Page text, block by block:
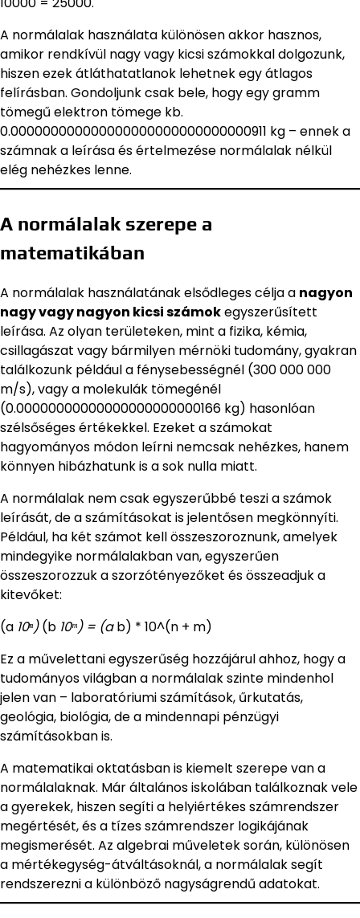
A normálalak használata különösen akkor hasznos,
amikor rendkívül nagy vagy kicsi számokkal dolgozunk,
hiszen ezek átláthatatlanok lehetnek egy átlagos
felírásban. Gondoljunk csak bele, hogy egy gramm
tömegű elektron tömege kb.
0.000000000000000000000000000000911 kg – ennek a
számnak a leírása és értelmezése normálalak nélkül
elég nehézkes lenne.
A normálalak szerepe a
matematikában
A normálalak használatának elsődleges célja a nagyon
nagy vagy nagyon kicsi számokegyszerűsített
leírása. Az olyan területeken, mint a fizika, kémia,
csillagászat vagy bármilyen mérnöki tudomány, gyakran
találkozunk például a fénysebességnél (300 000 000
m/s), vagy a molekulák tömegénél
(0.00000000000000000000000166 kg) hasonlóan
szélsőséges értékekkel. Ezeket a számokat
hagyományos módon leírni nemcsak nehézkes, hanem
könnyen hibázhatunk is a sok nulla miatt.
A normálalak nem csak egyszerűbbé teszi a számok
leírását, de a számításokat is jelentősen megkönnyíti.
Például, ha két számot kell összeszoroznunk, amelyek
mindegyike normálalakban van, egyszerűen
összeszorozzuk a szorzótényezőket és összeadjuk a
kitevőket:
(a 10ⁿ)(b 10ᵐ) = (ab) * 10^(n + m)
Ez a művelettani egyszerűség hozzájárul ahhoz, hogy a
tudományos világban a normálalak szinte mindenhol
jelen van – laboratóriumi számítások, űrkutatás,
geológia, biológia, de a mindennapi pénzügyi
számításokban is.
A matematikai oktatásban is kiemelt szerepe van a
normálalaknak. Már általános iskolában találkoznak vele
a gyerekek, hiszen segíti a helyiértékes számrendszer
megértését, és a tízes számrendszer logikájának
megismerését. Az algebrai műveletek során, különösen
a mértékegység-átváltásoknál, a normálalak segít
rendszerezni a különböző nagyságrendű adatokat.